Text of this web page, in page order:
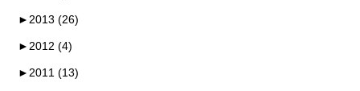
► 2013 (26)
► 2012 (4)
► 2011 (13)